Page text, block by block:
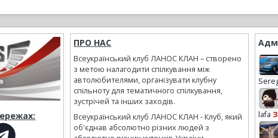
ПРО НАС
Всеукраїнський клуб ЛАНОС КЛАН – створено
з метою налагодити спілкування між
автолюбителями, організувати клубну
спільноту для тематичного спілкування,
зустрічей та інших заходів.
Всеукраїнський клуб ЛАНОС КЛАН - Клуб, який
об'єднав абсолютно різних людей з
lafa